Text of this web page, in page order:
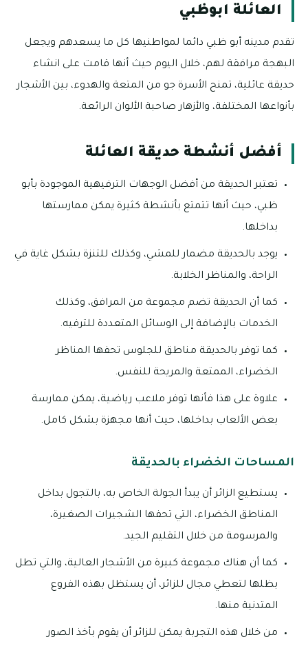
العائلة ابوظبي
تقدم مدينه أبو ظبي دائما لمواطنيها كل ما يسعدهم ويجعل
البهجة مرافقة لهم، خلال اليوم حيث أنها قامت على انشاء
حديقة عائلية، تمنح الأسرة جو من المتعة والهدوء، بين الأشجار
بأنواعها المختلفة، والأزهار صاحبة الألوان الرائعة.
أفضل أنشطة حديقة العائلة
تعتبر الحديقة من أفضل الوجهات الترفيهية الموجودة بأبو
ظبي، حيث أنها تتمتع بأنشطة كثيرة يمكن ممارستها
بداخلها.
يوجد بالحديقة مضمار للمشي، وكذلك للتنزة بشكل غاية في
الراحة، والمناظر الخلابة.
كما أن الحديقة تضم مجموعة من المرافق، وكذلك
الخدمات بالإضافة إلى الوسائل المتعددة للترفيه.
كما توفر بالحديقة مناطق للجلوس تحفها المناظر
الخضراء، الممتعة والمريحة للنفس.
علاوة على هذا فأنها توفر ملاعب رياضية، يمكن ممارسة
بعض الألعاب بداخلها، حيث أنها مجهزة بشكل كامل.
المساحات الخضراء بالحديقة
يستطيع الزائر أن يبدأ الجولة الخاص به، بالتجول بداخل
المناطق الخضراء، التي تحفها الشجيرات الصغيرة،
والمرسومة من خلال التقليم الجيد.
كما أن هناك مجموعة كبيرة من الأشجار العالية، والتي تطل
بظلها لتعطي مجال للزائر، أن يستظل بهذه الفروع
المتدنية منها.
من خلال هذه التجربة يمكن للزائر أن يقوم بأخذ الصور